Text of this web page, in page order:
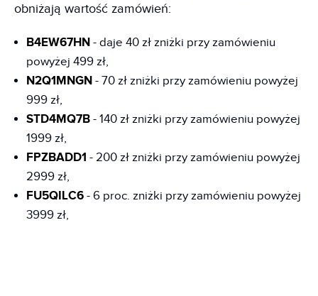
obniżają wartość zamówień:
B4EW67HN - daje 40 zł zniżki przy zamówieniu
powyżej 499 zł,
N2Q1MNGN - 70 zł zniżki przy zamówieniu powyżej
999 zł,
STD4MQ7B - 140 zł zniżki przy zamówieniu powyżej
1999 zł,
FPZBADD1 - 200 zł zniżki przy zamówieniu powyżej
2999 zł,
FU5QILC6 - 6 proc. zniżki przy zamówieniu powyżej
3999 zł,